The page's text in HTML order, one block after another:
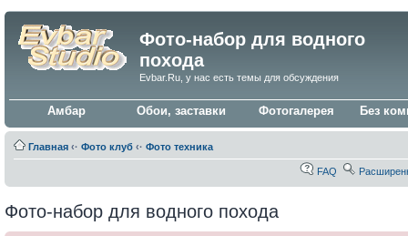
Фото-набор для водного
похода
Evbar.Ru, у нас есть темы для обсуждения
Амбар Обои, заставки Фотогалерея Без
Главная ‹· Фото клуб ‹· Фото техника
FAQ
Фото-набор для водного похода